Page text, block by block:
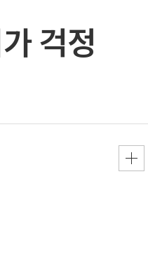
걱정